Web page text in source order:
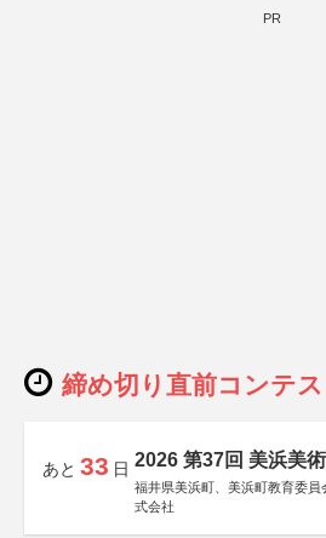
PR
締め切り直前コンテス
あと 33 日 2026 第37回 美浜美
福井県美浜町、美浜町教育委
式会社